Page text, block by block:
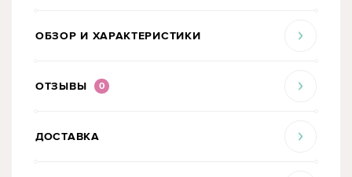
ОБЗОР И ХАРАКТЕРИСТИКИ
ОТЗЫВЫ 0
ДОСТАВКА